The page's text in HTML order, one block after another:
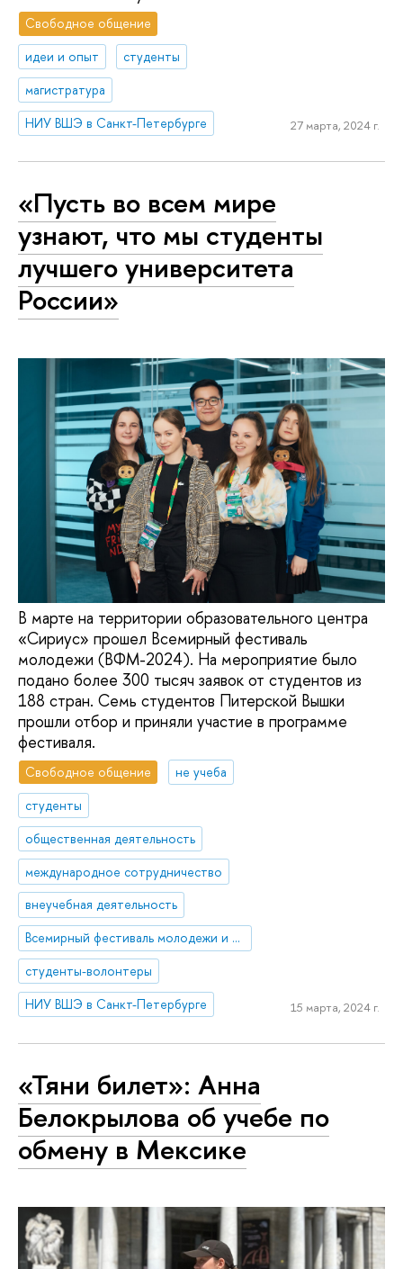
Свободное общение
идеи и опыт
студенты
магистратура
НИУ ВШЭ в Санкт-Петербурге
27 марта, 2024 г.
«Пусть во всем мире
узнают, что мы студенты
лучшего университета
России»
В марте на территории образовательного центра
«Сириус» прошел Всемирный фестиваль
молодежи (ВФМ-2024). На мероприятие было
подано более 300 тысяч заявок от студентов из
188 стран. Семь студентов Питерской Вышки
прошли отбор и приняли участие в программе
фестиваля.
Свободное общение
не учеба
студенты
общественная деятельность
международное сотрудничество
внеучебная деятельность
Всемирный фестиваль молодежи и студентов
студенты-волонтеры
НИУ ВШЭ в Санкт-Петербурге
15 марта, 2024 г.
«Тяни билет»: Анна
Белокрылова об учебе по
обмену в Мексике